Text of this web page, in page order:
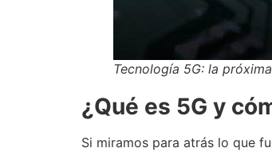
Tecnología 5G: la
¿Qué es 5G y
Si miramos para atrás lo que